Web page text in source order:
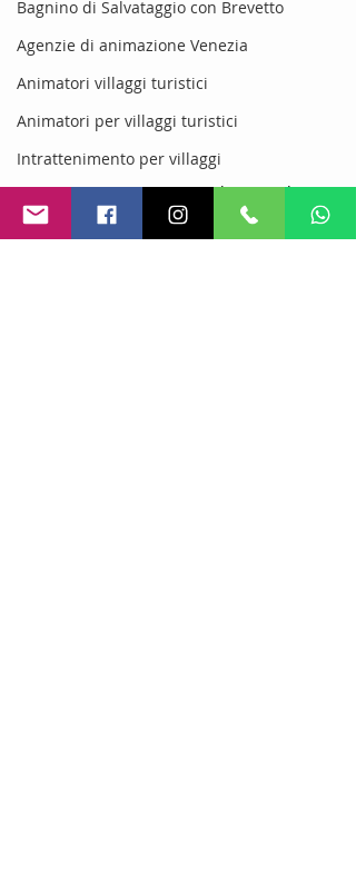
Bagnino di Salvataggio con Brevetto
Agenzie di animazione Venezia
Animatori villaggi turistici
Animatori per villaggi turistici
Intrattenimento per villaggi
Agenzie di animatori villaggi
Creazione e gestione il servizi di
animazione